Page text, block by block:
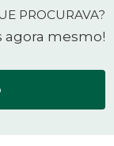
PROCURAVA?
agora mesmo!